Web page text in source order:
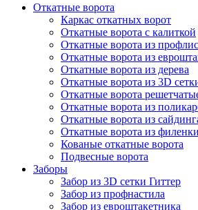
Откатные ворота
Каркас откатных ворот
Откатные ворота с калиткой
Откатные ворота из
Откатные ворота из
Откатные ворота из дерева
Откатные ворота из 3D
Откатные ворота
Откатные ворота из
Откатные ворота из
Откатные ворота из филенки
Кованые откатные ворота
Подвесные ворота
Заборы
Забор из 3D сетки Гиттер
Забор из профнастила
Забор из евроштакетника